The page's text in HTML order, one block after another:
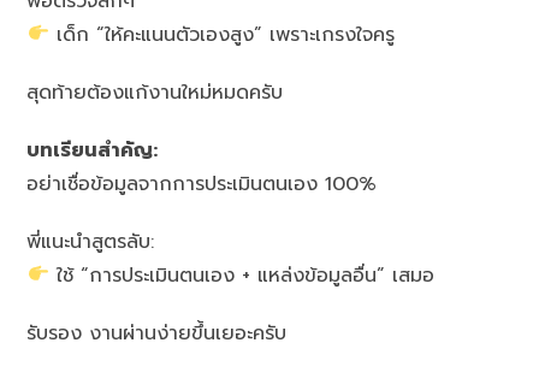
เด็ก “ให้คะแนนตัวเองสูง” เพราะเกรงใจครู
สุดท้ายต้องแก้งานใหม่หมดครับ
บทเรียนสำคัญ:
อย่าเชื่อข้อมูลจากการประเมินตนเอง 100%
พี่แนะนำสูตรลับ:
ใช้ “การประเมินตนเอง + แหล่งข้อมูลอื่น” เสมอ
รับรอง งานผ่านง่ายขึ้นเยอะครับ